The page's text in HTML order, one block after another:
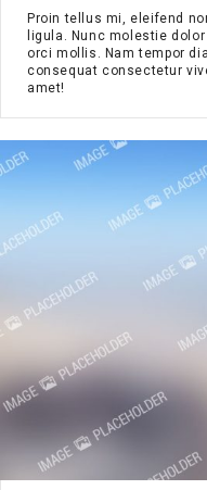
Proin tellus mi, eleifend
ligula. Nunc molestie
orci mollis. Nam tempor
consequat consectetur
amet!